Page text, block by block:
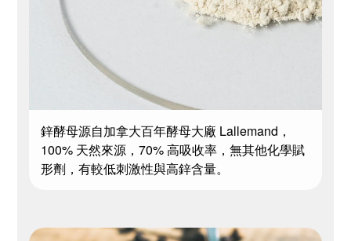
鋅酵母源自加拿大百年酵母大廠 Lallemand，
100% 天然來源，70% 高吸收率，無其他化學賦
形劑，有較低刺激性與高鋅含量。